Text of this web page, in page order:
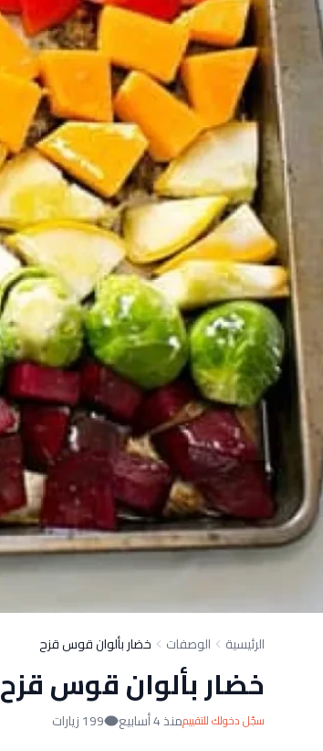
الرئيسية الوصفات خضار بألوان قوس قزح
خضار بألوان قوس قزح
سجّل دخولك للتقييممنذ 4 أسابيع 199 زيارات